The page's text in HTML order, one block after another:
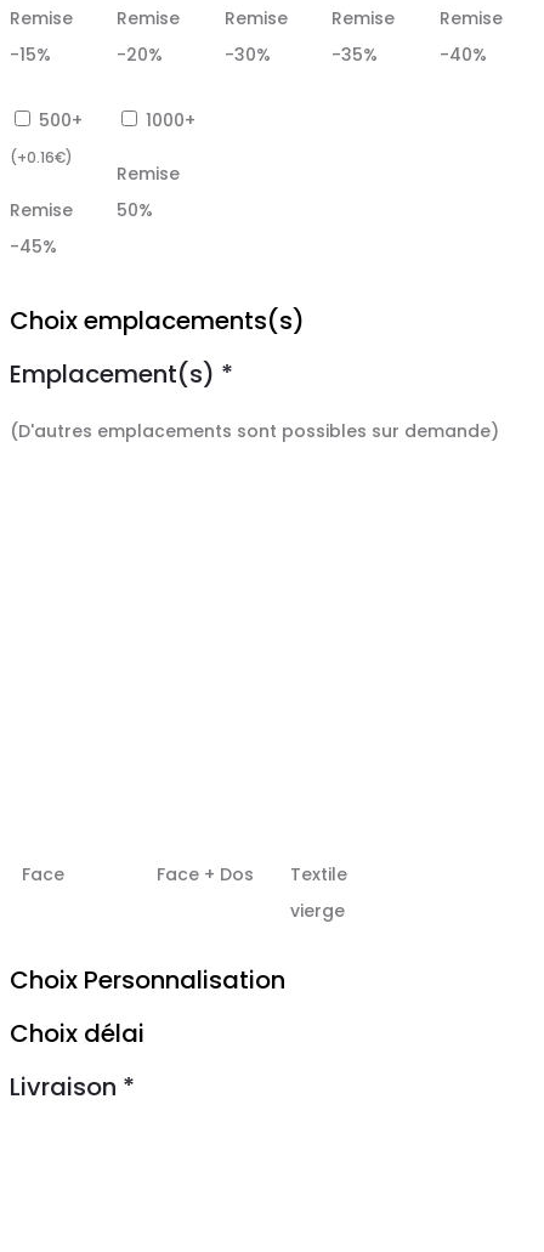
Remise
-15%
Remise
-20%
Remise
-30%
Remise
-35%
Remise
-40%
500+
(+0.16€)
Remise
-45%
1000+
Remise
50%
Choix emplacements(s)
Emplacement(s) *
(D'autres emplacements sont possibles sur demande)
Face Face + Dos
Textile
vierge
Choix Personnalisation
Choix délai
Livraison *